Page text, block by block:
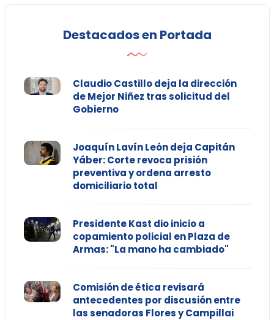
Destacados en Portada
Claudio Castillo deja la dirección
de Mejor Niñez tras solicitud del
Gobierno
Joaquín Lavín León deja Capitán
Yáber: Corte revoca prisión
preventiva y ordena arresto
domiciliario total
Presidente Kast dio inicio a
copamiento policial en Plaza de
Armas: "La mano ha cambiado"
Comisión de ética revisará
antecedentes por discusión entre
las senadoras Flores y Campillai